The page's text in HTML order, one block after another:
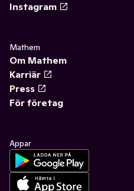
Instagram
Mathem
Om Mathem
Karriär
Press
För företag
Appar